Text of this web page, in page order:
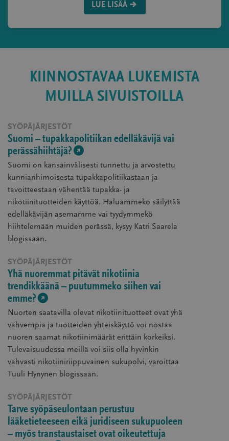
LUE LISÄÄ
KIINNOSTAVAA LUKEMISTA
MUILLA SIVUISTOILLA
SYÖPÄJÄRJESTÖT
Suomi – tupakkapolitiikan edelläkävijä vai
perässähiihtäjä?
Suomi on kansainvälisesti tunnettu ja arvostettu
kunnianhimoisesta tupakkapolitiikastaan ja
tavoitteestaan vähentää tupakka- ja
nikotiinituotteiden käyttöä. Haluammeko säilyttää
edelläkävijän asemamme vai tyydymmekö
hiihtelemään muiden perässä, kysyy Katri Saarela
blogissaan.
uudessa
ikkunassa)
SYÖPÄJÄRJESTÖT
Yhä nuoremmat pitävät nikotiinia
trendikkäänä – puutummeko siihen vai
emme?
Nuorten saatavilla olevat nikotiinituotteet ovat yhä
vahvempia ja tuotteiden yhteiskäyttö voi nostaa
nuoren saamat nikotiinimäärät erittäin korkeiksi.
Tulevaisuudessa meillä voi siis olla hyvinkin
vahvasti nikotiiniriippuvainen sukupolvi, varoittaa
Tuuli Hynynen blogissaan.
uudessa
ikkunassa)
SYÖPÄJÄRJESTÖT
Tarve syöpäseulontaan perustuu
lääketieteeseen eikä juridiseen sukupuoleen
– myös transtaustaiset ovat oikeutettuja